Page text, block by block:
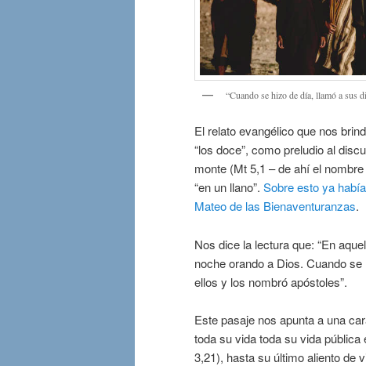
“Cuando se hizo de día, llamó a sus
El relato evangélico que nos
“los doce”, como preludio al
monte (Mt 5,1 – de ahí el
“en un llano”. Sobre esto ya
Mateo de las Bienaventuranzas.
Nos dice la lectura que: “En
noche orando a Dios. Cuando
ellos y los nombró apóstoles”.
Este pasaje nos apunta a una
toda su vida toda su vida
3,21), hasta su último aliento de